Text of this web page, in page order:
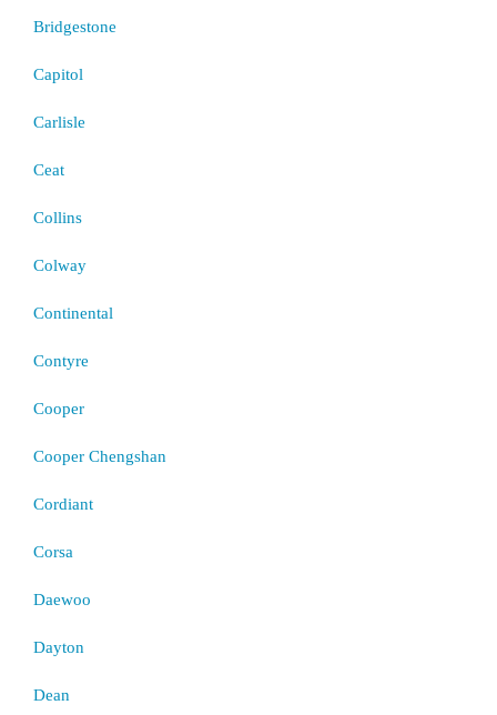
Bridgestone
Capitol
Carlisle
Ceat
Collins
Colway
Continental
Contyre
Cooper
Cooper Chengshan
Cordiant
Corsa
Daewoo
Dayton
Dean